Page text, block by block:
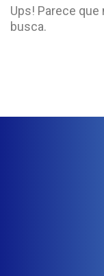
Ups! Parece
busca.